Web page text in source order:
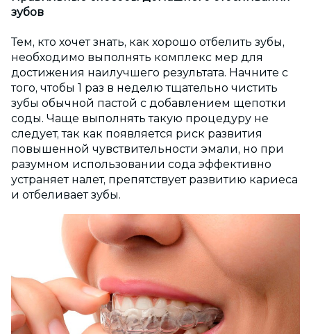
зубов
Тем, кто хочет знать, как хорошо отбелить зубы,
необходимо выполнять комплекс мер для
достижения наилучшего результата. Начните с
того, чтобы 1 раз в неделю тщательно чистить
зубы обычной пастой с добавлением щепотки
соды. Чаще выполнять такую процедуру не
следует, так как появляется риск развития
повышенной чувствительности эмали, но при
разумном использовании сода эффективно
устраняет налет, препятствует развитию кариеса
и отбеливает зубы.